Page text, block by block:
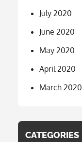
July 2020
June 2020
May 2020
April 2020
March 2020
CATEGORIES